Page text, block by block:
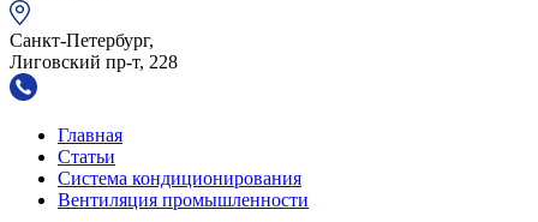
Санкт-Петербург,
Лиговский пр-т, 228
Главная
Статьи
Система кондиционирования
Вентиляция промышленности